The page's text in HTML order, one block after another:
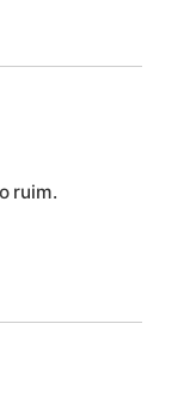
ruim.